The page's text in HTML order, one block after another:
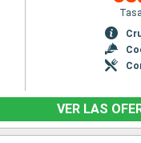
VER LAS